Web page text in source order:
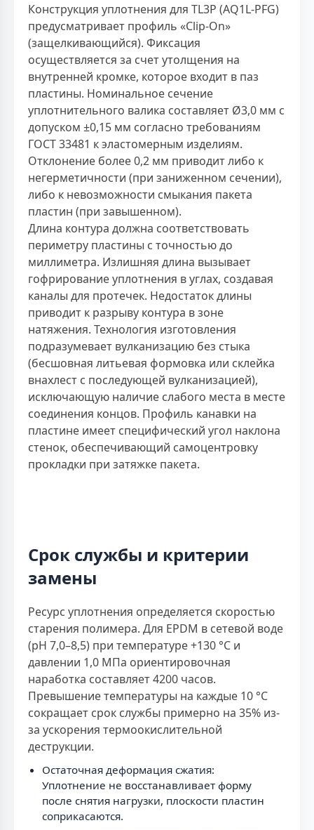
Конструкция уплотнения для TL3P (AQ1L-PFG)
предусматривает профиль «Clip-On»
(защелкивающийся). Фиксация
осуществляется за счет утолщения на
внутренней кромке, которое входит в паз
пластины. Номинальное сечение
уплотнительного валика составляет Ø3,0 мм с
допуском ±0,15 мм согласно требованиям
ГОСТ 33481 к эластомерным изделиям.
Отклонение более 0,2 мм приводит либо к
негерметичности (при заниженном сечении),
либо к невозможности смыкания пакета
пластин (при завышенном).
Длина контура должна соответствовать
периметру пластины с точностью до
миллиметра. Излишняя длина вызывает
гофрирование уплотнения в углах, создавая
каналы для протечек. Недостаток длины
приводит к разрыву контура в зоне
натяжения. Технология изготовления
подразумевает вулканизацию без стыка
(бесшовная литьевая формовка или склейка
внахлест с последующей вулканизацией),
исключающую наличие слабого места в месте
соединения концов. Профиль канавки на
пластине имеет специфический угол наклона
стенок, обеспечивающий самоцентровку
прокладки при затяжке пакета.
Срок службы и критерии
замены
Ресурс уплотнения определяется скоростью
старения полимера. Для EPDM в сетевой воде
(pH 7,0–8,5) при температуре +130 °С и
давлении 1,0 МПа ориентировочная
наработка составляет 4200 часов.
Превышение температуры на каждые 10 °С
сокращает срок службы примерно на 35% из-
за ускорения термоокислительной
деструкции.
Остаточная деформация сжатия:
Уплотнение не восстанавливает форму
после снятия нагрузки, плоскости пластин
соприкасаются.